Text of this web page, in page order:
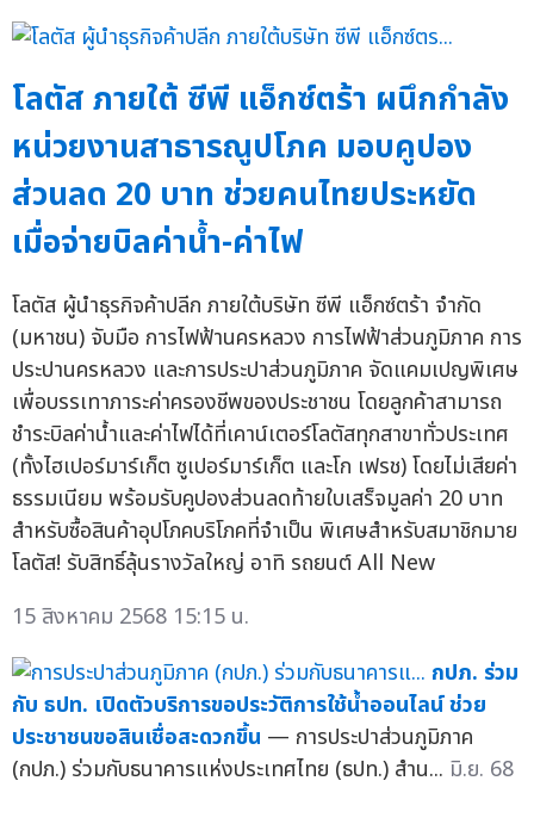
โลตัส ภายใต้ ซีพี แอ็กซ์ตร้า ผนึกกำลัง
หน่วยงานสาธารณูปโภค มอบคูปอง
ส่วนลด 20 บาท ช่วยคนไทยประหยัด
เมื่อจ่ายบิลค่าน้ำ-ค่าไฟ
โลตัส ผู้นำธุรกิจค้าปลีก ภายใต้บริษัท ซีพี แอ็กซ์ตร้า จำกัด
(มหาชน) จับมือ การไฟฟ้านครหลวง การไฟฟ้าส่วนภูมิภาค การ
ประปานครหลวง และการประปาส่วนภูมิภาค จัดแคมเปญพิเศษ
เพื่อบรรเทาภาระค่าครองชีพของประชาชน โดยลูกค้าสามารถ
ชำระบิลค่าน้ำและค่าไฟได้ที่เคาน์เตอร์โลตัสทุกสาขาทั่วประเทศ
(ทั้งไฮเปอร์มาร์เก็ต ซูเปอร์มาร์เก็ต และโก เฟรช) โดยไม่เสียค่า
ธรรมเนียม พร้อมรับคูปองส่วนลดท้ายใบเสร็จมูลค่า 20 บาท
สำหรับซื้อสินค้าอุปโภคบริโภคที่จำเป็น พิเศษสำหรับสมาชิกมาย
โลตัส! รับสิทธิ์ลุ้นรางวัลใหญ่ อาทิ รถยนต์ All New
15 สิงหาคม 2568 15:15 น.
กปภ. ร่วม
กับ ธปท. เปิดตัวบริการขอประวัติการใช้น้ำออนไลน์ ช่วย
ประชาชนขอสินเชื่อสะดวกขึ้น — การประปาส่วนภูมิภาค
(กปภ.) ร่วมกับธนาคารแห่งประเทศไทย (ธปท.) สำน... มิ.ย. 68